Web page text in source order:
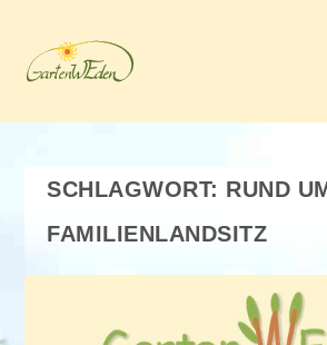
SCHLAGWORT: RUND
FAMILIENLANDSITZ